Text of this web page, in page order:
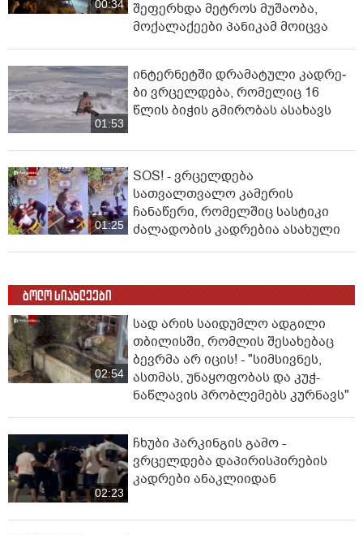
00:34
შეფერხდა მეტროს მუშაობა,
მოქალაქეები პანიკამ მოიცვა
01:53
ინ­ტერ­ნეტ­ში დრა­მა­ტუ­ლი კად­რე­
ბი ვრცელდება, რომელიც 16
წლის ბიჭის გმირობას ასახავს
01:25
SOS! - ვრცელდება
სათვალთვალო კამერის
ჩანაწერი, რომელშიც სასტიკი
ძალადობის კადრებია ასახული
ბოლო სიახლეები
02:54
სად არის საიდუმლო ადგილი
თბილისში, რომლის შესახებაც
ბევრმა არ იცის! - "სიმსივნეს,
ასთმას, უნაყოფობას და კუჭ-
ნაწლავის პრობლემებს კურნავს"
02:23
ჩხუბი პარკინგის გამო -
ვრცელდება დაპირისპირების
კადრები ანაკლიიდან